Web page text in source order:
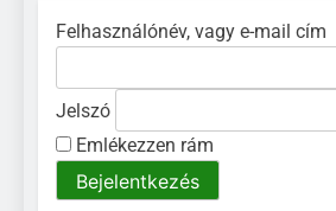
Felhasználónév, vagy e-mail cím
Jelszó
Emlékezzen rám